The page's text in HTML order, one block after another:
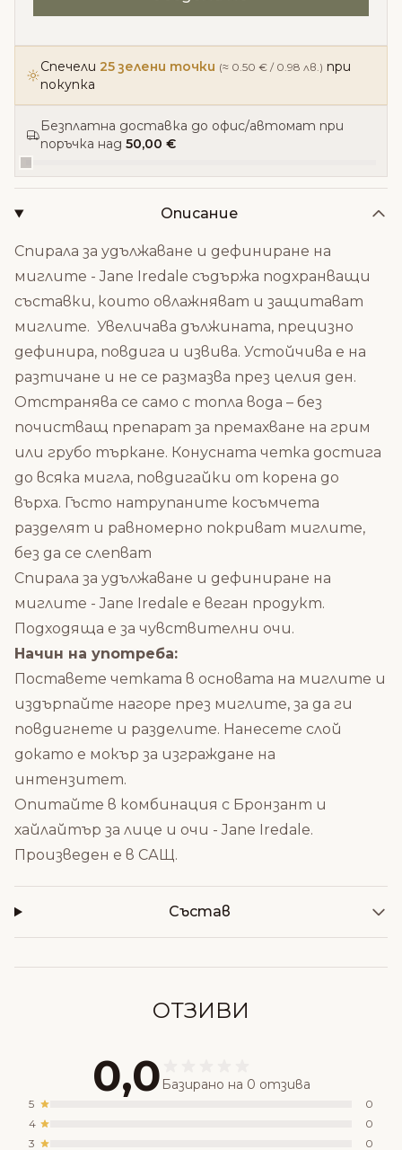
Спечели 25 зелени точки (≈ 0.50 € / 0.98 лв.) при
покупка
Безплатна доставка до офис/автомат при
поръчка над 50,00 €
Описание
Спирала за удължаване и дефиниране на
миглите - Jane Iredale съдържа подхранващи
съставки, които овлажняват и защитават
миглите. Увеличава дължината, прецизно
дефинира, повдига и извива. Устойчива е на
разтичане и не се размазва през целия ден.
Отстранява се само с топла вода – без
почистващ препарат за премахване на грим
или грубо търкане. Конусната четка достига
до всяка мигла, повдигайки от корена до
върха. Гъсто натрупаните косъмчета
разделят и равномерно покриват миглите,
без да се слепват
Спирала за удължаване и дефиниране на
миглите - Jane Iredale е веган продукт.
Подходяща е за чувствителни очи.
Начин на употреба:
Поставете четката в основата на миглите и
издърпайте нагоре през миглите, за да ги
повдигнете и разделите. Нанесете слой
докато е мокър за изграждане на
интензитет.
Опитайте в комбинация с Бронзант и
хайлайтър за лице и очи - Jane Iredale.
Произведен е в САЩ.
Състав
ОТЗИВИ
0,0 Базирано на 0 отзива
5
0
4
0
3
0